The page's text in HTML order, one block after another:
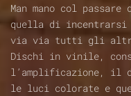
Man mano col
quella di incentrarsi
via via tutti gli altri
Dischi in vinile,
l’amplificazione, il
le luci colorate e